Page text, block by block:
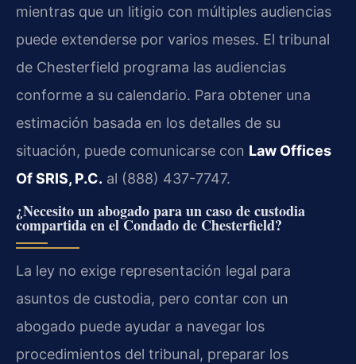
mientras que un litigio con múltiples audiencias
puede extenderse por varios meses. El tribunal
de Chesterfield programa las audiencias
conforme a su calendario. Para obtener una
estimación basada en los detalles de su
situación, puede comunicarse con Law Offices
Of SRIS, P.C. al (888) 437-7747.
¿Necesito un abogado para un caso de custodia
compartida en el Condado de Chesterfield?
La ley no exige representación legal para
asuntos de custodia, pero contar con un
abogado puede ayudar a navegar los
procedimientos del tribunal, preparar los